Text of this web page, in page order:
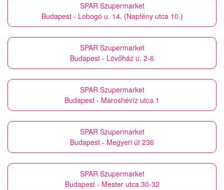
SPAR Szupermarket
Budapest - Lobogó u. 14. (Napfény utca 10.)
SPAR Szupermarket
Budapest - Lövőház u. 2-6
SPAR Szupermarket
Budapest - Maroshévíz utca 1
SPAR Szupermarket
Budapest - Megyeri út 236
SPAR Szupermarket
Budapest - Mester utca 30-32